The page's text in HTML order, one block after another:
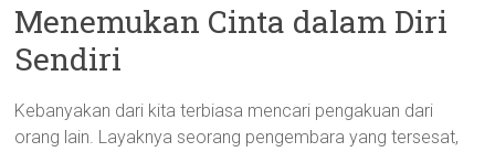
Menemukan Cinta dalam Diri
Sendiri
Kebanyakan dari kita terbiasa mencari pengakuan dari
orang lain. Layaknya seorang pengembara yang tersesat,